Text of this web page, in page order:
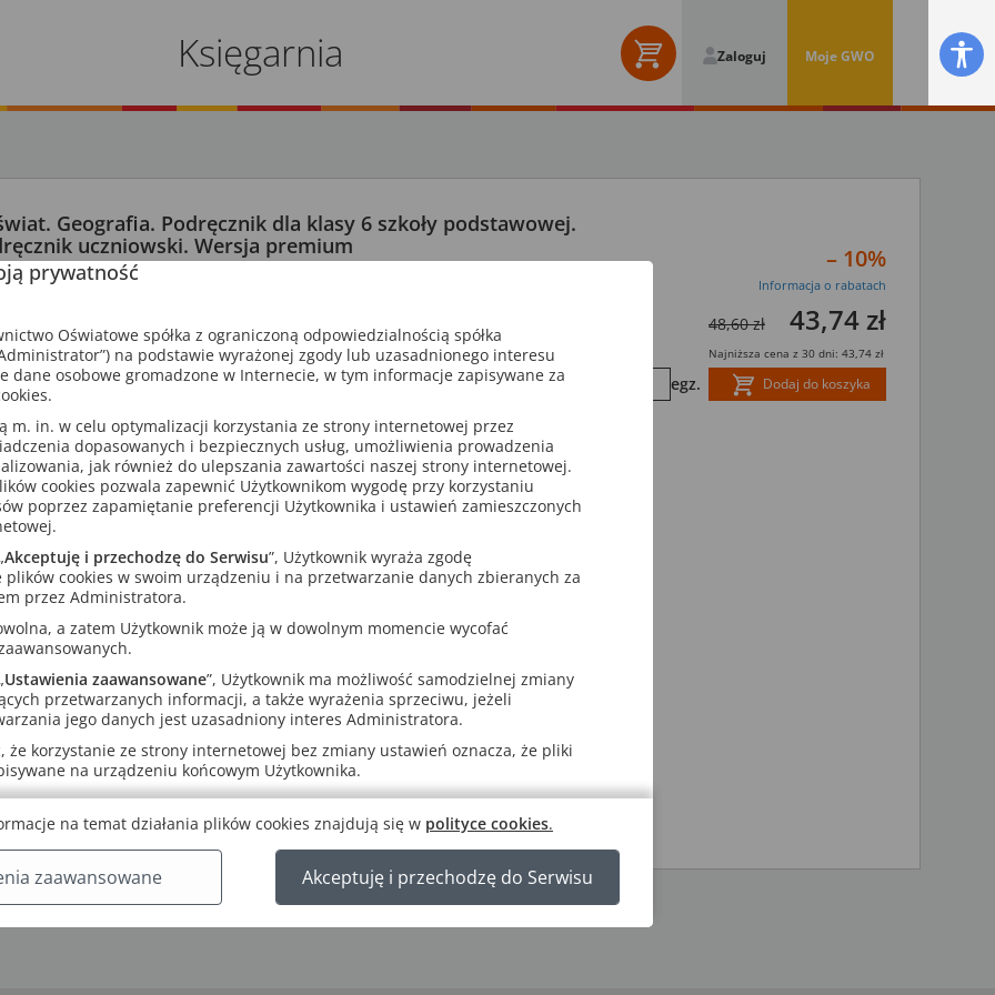
Księgarnia Zaloguj Moje GWO
egz.
– 10%
Informacja o rabatach
48,60 zł 43,74 zł
Najniższa cena z 30 dni: 43,74 zł
Dodaj do koszyka
Geografia. Podręcznik dla klasy 6 szkoły podstawowej.
uczniowski. Wersja premium
Mateusz Gański
podstawowa
ISBN: 9788381187947
wybrały podręczniki GWO w ramach dotacji MEN, otrzymują dla uczniów
dostęp do cyfrowych odzwierciedleń.
to cyfrowy odpowiednik podręcznika drukowanego wzbogacony
zadania i materiały.
można korzystać przez rok (365 dni) od pierwszego uruchomienia:
(w przeglądarce internetowej, np. Google Chrome, Firefox, Safari itp.),
(w bezpłatnej aplikacji MULTIteka GWO przeznaczonej tylko na
mobilne z systemem Android oraz iOS)
prywatność
Oświatowe spółka z ograniczoną odpowiedzialnością spółka
na podstawie wyrażonej zgody lub uzasadnionego interesu
dane osobowe gromadzone w Internecie, w tym informacje zapisywane za
m. in. w celu optymalizacji korzystania ze strony internetowej przez
dopasowanych i bezpiecznych usług, umożliwienia prowadzenia
jak również do ulepszania zawartości naszej strony internetowej.
cookies pozwala zapewnić Użytkownikom wygodę przy korzystaniu
poprzez zapamiętanie preferencji Użytkownika i ustawień zamieszczonych
Akceptuję i przechodzę do Serwisu”, Użytkownik wyraża zgodę
plików cookies w swoim urządzeniu i na przetwarzanie danych zbieranych za
przez Administratora.
a zatem Użytkownik może ją w dowolnym momencie wycofać
Ustawienia zaawansowane”, Użytkownik ma możliwość samodzielnej zmiany
przetwarzanych informacji, a także wyrażenia sprzeciwu, jeżeli
jego danych jest uzasadniony interes Administratora.
że korzystanie ze strony internetowej bez zmiany ustawień oznacza, że pliki
na urządzeniu końcowym Użytkownika.
na temat działania plików cookies znajdują się w polityce cookies.
zaawansowane Akceptuję i przechodzę do Serwisu